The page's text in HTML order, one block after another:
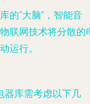
的“大脑”，智能音
联网技术将分散的
运行。
器库需考虑以下几